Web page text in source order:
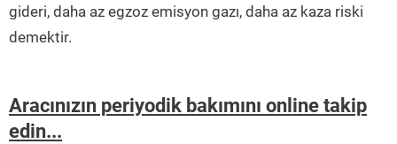
gideri, daha az egzoz emisyon gazı, daha az kaza riski
demektir.
Aracınızın periyodik bakımını online takip
edin...